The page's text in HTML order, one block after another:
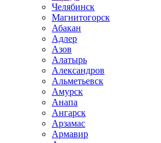
Челябинск
Магнитогорск
Абакан
Адлер
Азов
Алатырь
Александров
Альметьевск
Амурск
Анапа
Ангарск
Арзамас
Армавир